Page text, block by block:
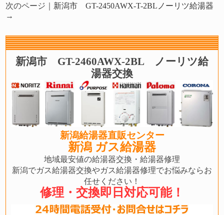
次のページ｜ 新潟市 GT-2450AWX-T-2BLノーリツ給湯器
→
新潟市 GT-2460AWX-2BL ノーリツ給
湯器交換
新潟給湯器直販センター
新潟 ガス給湯器
地域最安値の給湯器交換・給湯器修理
新潟でガス給湯器交換やガス給湯器修理でお悩みならお
任せください！
修理・交換即日対応可能！